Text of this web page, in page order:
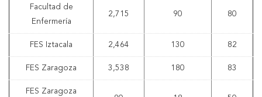
Facultad de
Enfermería
2,715 90 80
FES Iztacala 2,464 130 82
FES Zaragoza 3,538 180 83
FES Zaragoza